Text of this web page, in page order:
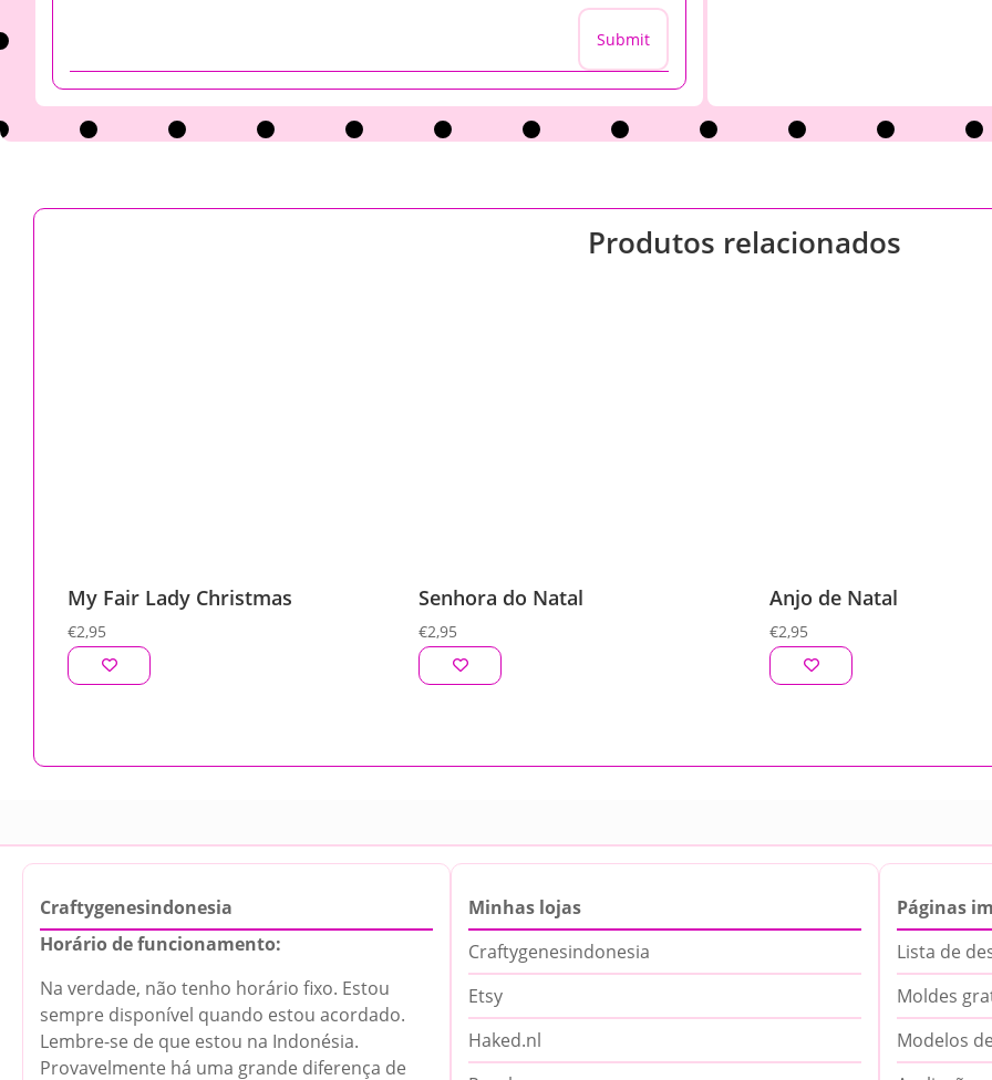
Submit
Produtos relacionados
My Fair Lady Christmas
€2,95
Senhora do Natal
€2,95
Anjo de Natal
€2,95
Craftygenesindonesia
Horário de funcionamento:
Na verdade, não tenho horário fixo. Estou
sempre disponível quando estou acordado.
Lembre-se de que estou na Indonésia.
Provavelmente há uma grande diferença de
Minhas lojas
Craftygenesindonesia
Etsy
Haked.nl
Páginas
Lista de
Moldes
Modelos